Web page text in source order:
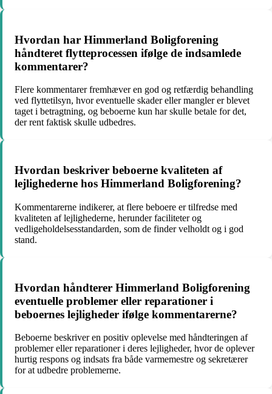
Hvordan har Himmerland Boligforening
håndteret flytteprocessen ifølge de indsamlede
kommentarer?
Flere kommentarer fremhæver en god og retfærdig behandling
ved flyttetilsyn, hvor eventuelle skader eller mangler er blevet
taget i betragtning, og beboerne kun har skulle betale for det,
der rent faktisk skulle udbedres.
Hvordan beskriver beboerne kvaliteten af
lejlighederne hos Himmerland Boligforening?
Kommentarerne indikerer, at flere beboere er tilfredse med
kvaliteten af lejlighederne, herunder faciliteter og
vedligeholdelsesstandarden, som de finder velholdt og i god
stand.
Hvordan håndterer Himmerland Boligforening
eventuelle problemer eller reparationer i
beboernes lejligheder ifølge kommentarerne?
Beboerne beskriver en positiv oplevelse med håndteringen af
problemer eller reparationer i deres lejligheder, hvor de oplever
hurtig respons og indsats fra både varmemestre og sekretærer
for at udbedre problemerne.